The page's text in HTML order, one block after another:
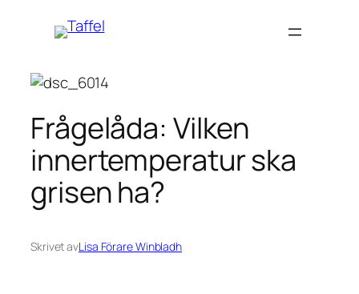
Frågelåda: Vilken
innertemperatur ska
grisen ha?
Skrivet avLisa Förare Winbladh